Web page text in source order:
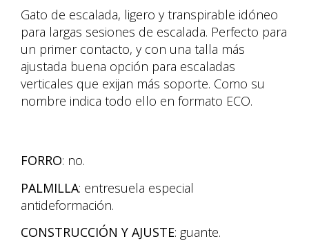
Gato de escalada, ligero y transpirable idóneo
para largas sesiones de escalada. Perfecto para
un primer contacto, y con una talla más
ajustada buena opción para escaladas
verticales que exijan más soporte. Como su
nombre indica todo ello en formato ECO.
FORRO: no.
PALMILLA: entresuela especial
antideformación.
CONSTRUCCIÓN Y AJUSTE: guante.